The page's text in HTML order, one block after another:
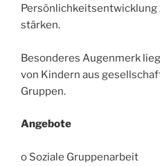
Persönlichkeitsentwicklung
stärken.
Besonderes Augenmerk
von Kindern aus
Gruppen.
Angebote
o Soziale Gruppenarbeit